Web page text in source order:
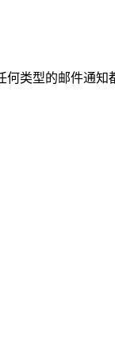
类型的邮件通知